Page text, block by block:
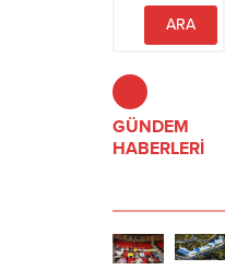
kılan özellikler nelerdir? İşte
GÜNDEM
HABERLERİ